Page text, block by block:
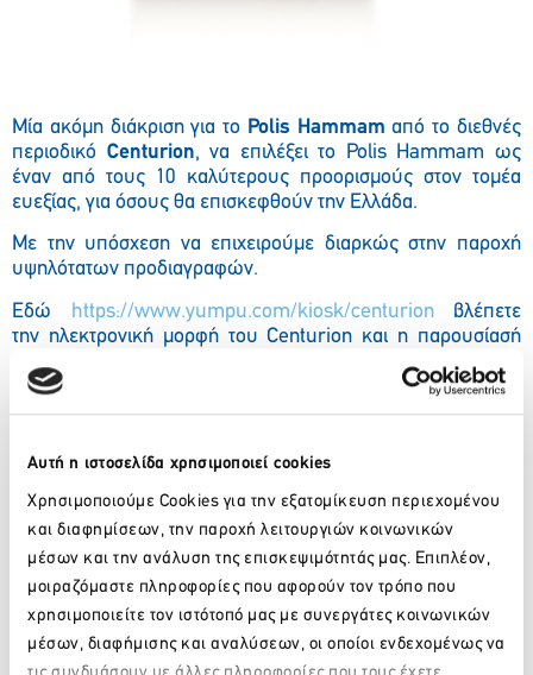
Αυτή η ιστοσελίδα χρησιμοποιεί cookies
Χρησιμοποιούμε Cookies για την εξατομίκευση περιεχομένου
και διαφημίσεων, την παροχή λειτουργιών κοινωνικών
μέσων και την ανάλυση της επισκεψιμότητάς μας. Επιπλέον,
μοιραζόμαστε πληροφορίες που αφορούν τον τρόπο που
χρησιμοποιείτε τον ιστότοπό μας με συνεργάτες κοινωνικών
μέσων, διαφήμισης και αναλύσεων, οι οποίοι ενδεχομένως να
Μία ακόμη διάκριση για το Polis Hammamαπό το διεθνές
περιοδικό Centurion, να επιλέξει το Polis Hammamως
έναν από τους 10 καλύτερους προορισμούς στον τομέα
ευεξίας, για όσους θα επισκεφθούν την Ελλάδα.
Με την υπόσχεση να επιχειρούμε διαρκώς στην παροχή
υψηλότατων προδιαγραφών.
Εδώ
https://www.yumpu.com/kiosk/centurionβλέπετε
την ηλεκτρονική μορφή του Centurion και η παρουσίασή
Facebook Twitter
Πίσω
Πρόσφατα νέα